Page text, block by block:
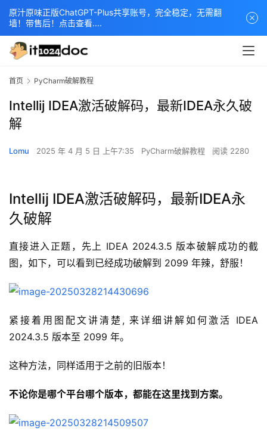
首页 PyCharm破解教程
Intellij IDEA激活破解码，最新IDEA永久破
解
Lomu 2025 年 4 月 5 日 上午7:35 PyCharm破解教程 阅读 2280
Intellij IDEA激活破解码，最新IDEA永
久破解
直接进入正题，先上 IDEA 2024.3.5 版本破解成功的截
图，如下，可以看到已经成功破解到 2099 年辣，舒服！
紧接着用图配文讲清楚, 来详细讲解如何激活 IDEA
2024.3.5 版本至 2099 年。
这种方法，同样适用于之前的旧版本！
不论你是哪个平台哪个版本，都能在这里找到方案。
原汁原味正版ChatGPT-Plus共享账号，完全稳定，无需翻
墙！带售后！点击查看....